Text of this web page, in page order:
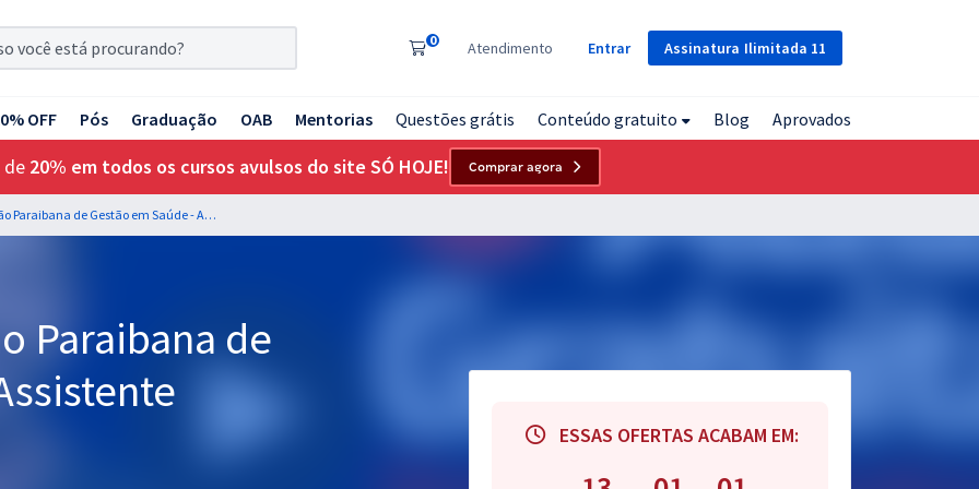
Assinatura Ilimitada 11
0 Atendimento Entrar
OFF Pós Graduação OAB Mentorias Questões grátis Conteúdo gratuito Blog Aprovados
de 20% em todos os cursos avulsos do site SÓ HOJE! Comprar agora
PB Saúde - Fundação Paraibana de Gestão em Saúde - Assistente Administrativo
Paraibana de
ESSAS OFERTAS ACABAM EM: